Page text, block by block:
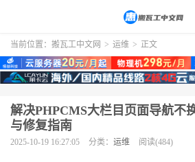
当前位置： 搬瓦工中文网 > 运维 > 正文
解决PHPCMS大栏目页面导航不
与修复指南
2025-10-19 16:27:05 分类： 运维 阅读(484)